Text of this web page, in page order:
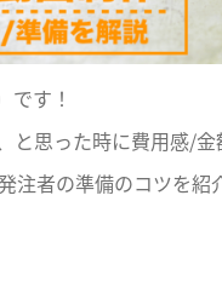
です！
思った時に費用感/
者の準備のコツを紹